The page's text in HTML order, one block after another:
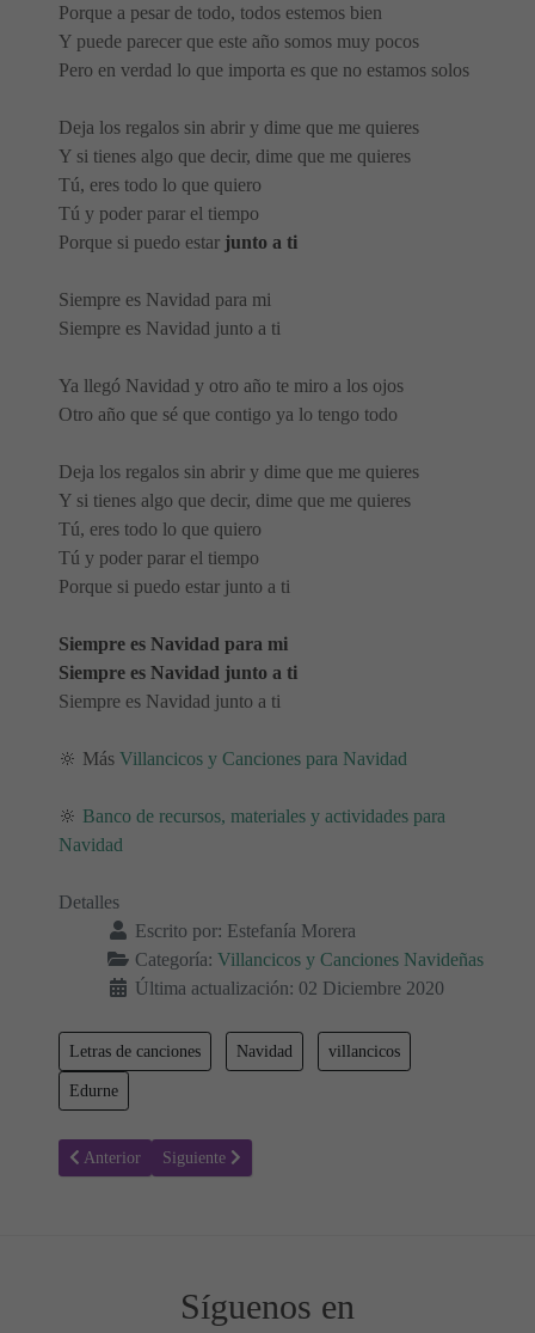
Porque a pesar de todo, todos estemos bien
Y puede parecer que este año somos muy pocos
Pero en verdad lo que importa es que no estamos solos
Deja los regalos sin abrir y dime que me quieres
Y si tienes algo que decir, dime que me quieres
Tú, eres todo lo que quiero
Tú y poder parar el tiempo
Porque si puedo estar junto a ti
Siempre es Navidad para mi
Siempre es Navidad junto a ti
Ya llegó Navidad y otro año te miro a los ojos
Otro año que sé que contigo ya lo tengo todo
Deja los regalos sin abrir y dime que me quieres
Y si tienes algo que decir, dime que me quieres
Tú, eres todo lo que quiero
Tú y poder parar el tiempo
Porque si puedo estar junto a ti
Siempre es Navidad para mi
Siempre es Navidad junto a ti
Siempre es Navidad junto a ti
🔆 Más Villancicos y Canciones para Navidad
🔆 Banco de recursos, materiales y actividades para
Navidad
Detalles
Escrito por: Estefanía Morera
Categoría: Villancicos y Canciones Navideñas
Última actualización: 02 Diciembre 2020
Letras de canciones Navidad villancicos
Edurne
Artículo anterior: Dulce Navidad - Morat, Danna Paola - Letra y
Anterior Artículo siguiente: Letra y video Feliz Navidad -
Siguiente
Síguenos en